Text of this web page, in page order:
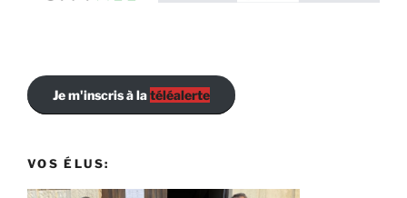
Je m'inscris à latéléalerte
VOS ÉLUS: